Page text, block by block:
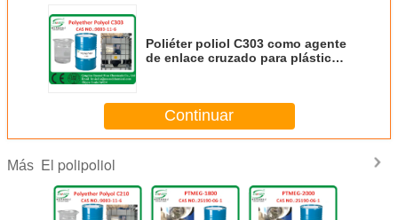
Poliéter poliol C303 como agente
de enlace cruzado para plásticos
Continuar
Más El polipoliol